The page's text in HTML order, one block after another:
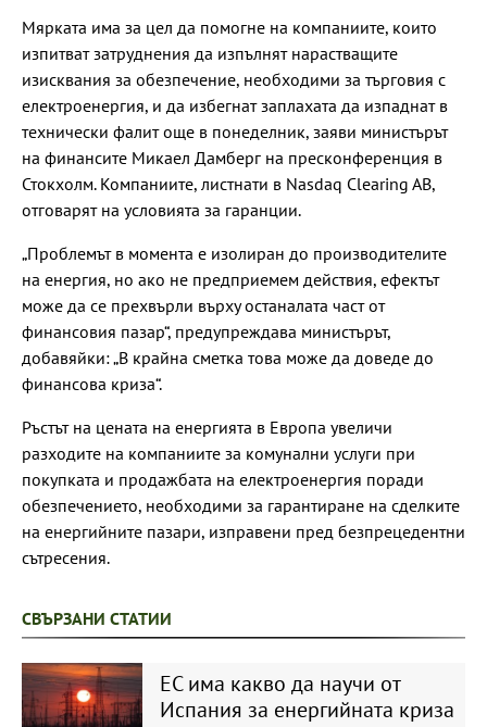
Мярката има за цел да помогне на компаниите, които
изпитват затруднения да изпълнят нарастващите
изисквания за обезпечение, необходими за търговия с
електроенергия, и да избегнат заплахата да изпаднат в
технически фалит още в понеделник, заяви министърът
на финансите Микаел Дамберг на пресконференция в
Стокхолм. Компаниите, листнати в Nasdaq Clearing AB,
отговарят на условията за гаранции.
„Проблемът в момента е изолиран до производителите
на енергия, но ако не предприемем действия, ефектът
може да се прехвърли върху останалата част от
финансовия пазар“, предупреждава министърът,
добавяйки: „В крайна сметка това може да доведе до
финансова криза“.
Ръстът на цената на енергията в Европа увеличи
разходите на компаниите за комунални услуги при
покупката и продажбата на електроенергия поради
обезпечението, необходими за гарантиране на сделките
на енергийните пазари, изправени пред безпрецедентни
сътресения.
СВЪРЗАНИ СТАТИИ
ЕС има какво да научи от
Испания за енергийната криза